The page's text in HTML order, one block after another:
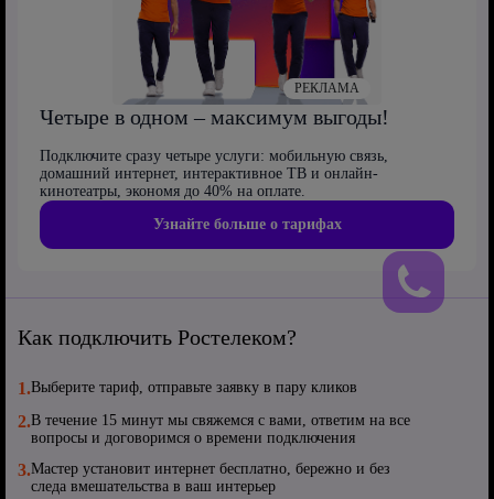
Четыре в одном – максимум выгоды!
Подключите сразу четыре услуги: мобильную связь,
домашний интернет, интерактивное ТВ и онлайн-
кинотеатры, экономя до 40% на оплате.
Узнайте больше о тарифах
РЕКЛАМА
Как подключить Ростелеком?
1.Выберите тариф, отправьте заявку в пару кликов
2.В течение 15 минут мы свяжемся с вами, ответим на все
вопросы и договоримся о времени подключения
3.Мастер установит интернет бесплатно, бережно и без
следа вмешательства в ваш интерьер